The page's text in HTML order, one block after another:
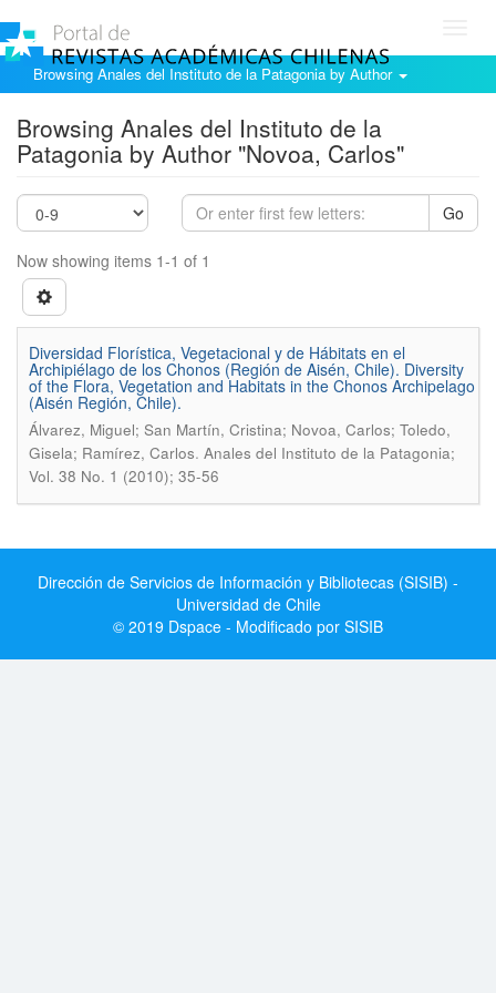
Browsing Anales del Instituto de la Patagonia by Author
Browsing Anales del Instituto de la
Patagonia by Author "Novoa, Carlos"
Go
Now showing items 1-1 of 1
Diversidad Florística, Vegetacional y de Hábitats en el
Archipiélago de los Chonos (Región de Aisén, Chile). Diversity
of the Flora, Vegetation and Habitats in the Chonos Archipelago
(Aisén Región, Chile).
Álvarez, Miguel; San Martín, Cristina; Novoa, Carlos; Toledo,
Gisela; Ramírez, Carlos. Anales del Instituto de la Patagonia;
Vol. 38 No. 1 (2010); 35-56
Dirección de Servicios de Información y Bibliotecas (SISIB) -
Universidad de Chile
© 2019 Dspace - Modificado por SISIB